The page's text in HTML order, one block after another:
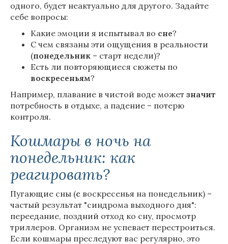
одного, будет неактуально для другого. Задайте
себе вопросы:
Какие эмоции я испытывал во сне?
С чем связаны эти ощущения в реальности
(понедельник – старт недели)?
Есть ли повторяющиеся сюжеты по
воскресеньям?
Например, плавание в чистой воде может значит
потребность в отдыхе, а падение – потерю
контроля.
Кошмары в ночь на
понедельник: как
реагировать?
Пугающие сны (с воскресенья на понедельник) –
частый результат "синдрома выходного дня":
переедание, поздний отход ко сну, просмотр
триллеров. Организм не успевает перестроиться.
Если кошмары преследуют вас регулярно, это